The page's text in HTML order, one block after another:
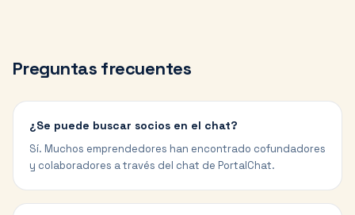
Preguntas frecuentes
¿Se puede buscar socios en el chat?
Sí. Muchos emprendedores han encontrado cofundadores
y colaboradores a través del chat de PortalChat.